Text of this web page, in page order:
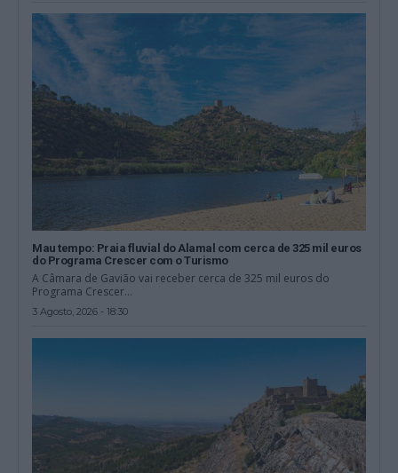
Mau tempo: Praia fluvial do Alamal com cerca de 325 mil euros
do Programa Crescer com o Turismo
A Câmara de Gavião vai receber cerca de 325 mil euros do
Programa Crescer...
3 Agosto, 2026 - 18:30